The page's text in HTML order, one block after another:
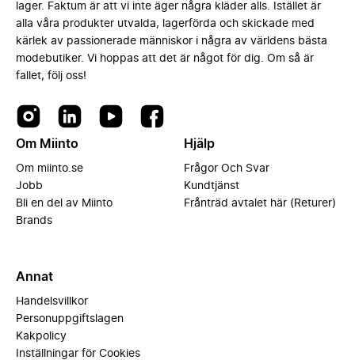
lager. Faktum är att vi inte äger några kläder alls. Istället är
alla våra produkter utvalda, lagerförda och skickade med
kärlek av passionerade människor i några av världens bästa
modebutiker. Vi hoppas att det är något för dig. Om så är
fallet, följ oss!
Om Miinto
Om miinto.se
Jobb
Bli en del av Miinto
Brands
Hjälp
Frågor Och Svar
Kundtjänst
Frånträd avtalet här (Returer)
Annat
Handelsvillkor
Personuppgiftslagen
Kakpolicy
Inställningar för Cookies